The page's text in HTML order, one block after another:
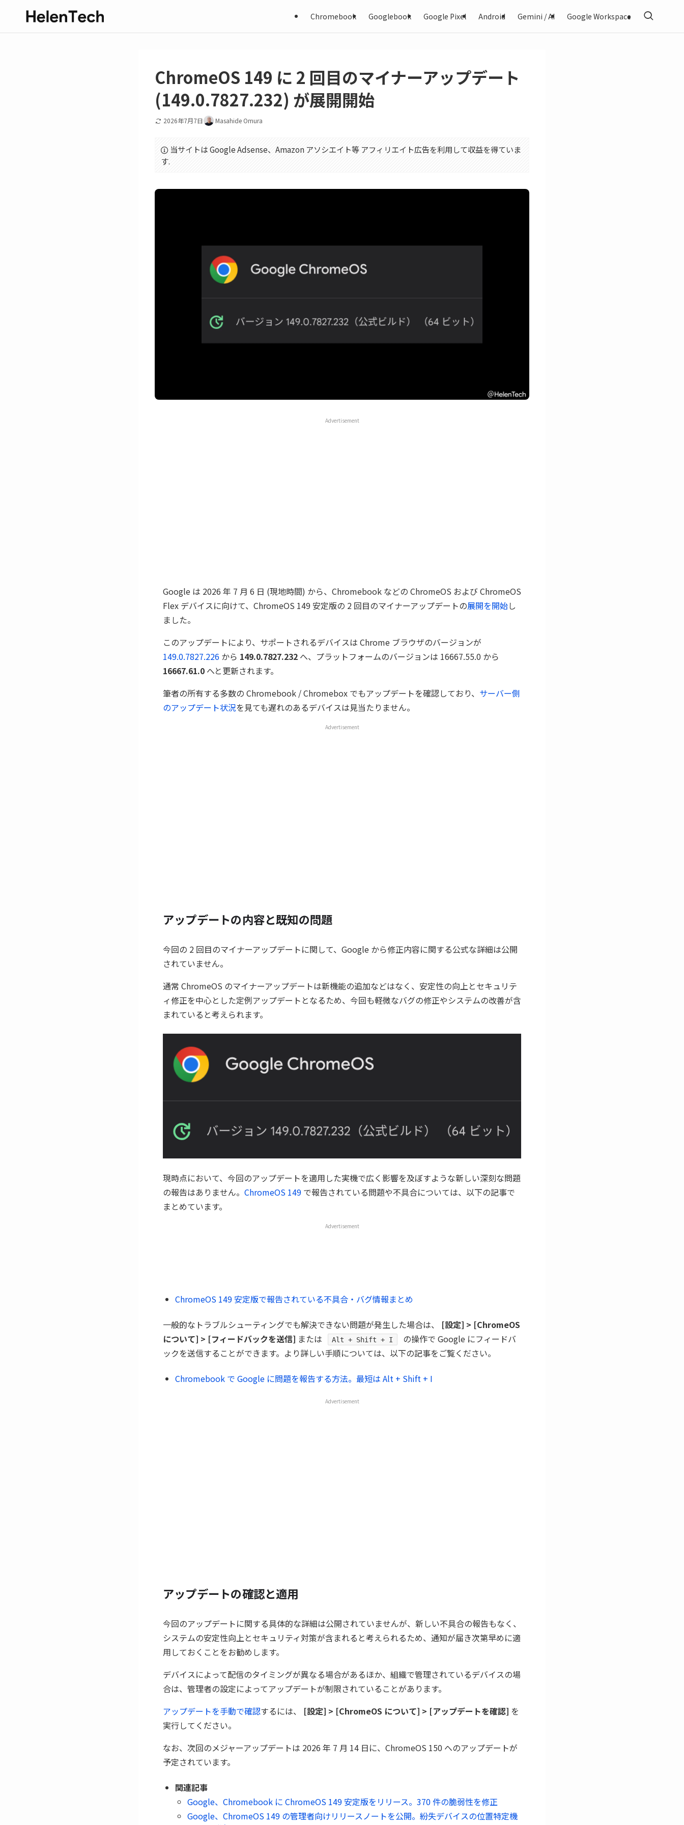
Chromebook Googlebook Google Pixel Android Gemini / AI Google Workspace
ChromeOS 149 に 2 回目のマイナーアップデート
(149.0.7827.232) が展開開始
2026年7月7日 Masahide Omura
当サイトは Google Adsense、Amazon アソシエイト等 アフィリエイト広告を利用して収益を得ていま
す.
Advertisement
Google は 2026 年 7 月 6 日 (現地時間) から、Chromebook などの ChromeOS および ChromeOS
Flex デバイスに向けて、ChromeOS 149 安定版の 2 回目のマイナーアップデートの展開を開始し
ました。
このアップデートにより、サポートされるデバイスは Chrome ブラウザのバージョンが
149.0.7827.226 から 149.0.7827.232 へ、プラットフォームのバージョンは 16667.55.0 から
16667.61.0 へと更新されます。
筆者の所有する多数の Chromebook / Chromebox でもアップデートを確認しており、 サーバー側
のアップデート状況を見ても遅れのあるデバイスは見当たりません。
Advertisement
アップデートの内容と既知の問題
今回の 2 回目のマイナーアップデートに関して、Google から修正内容に関する公式な詳細は公開
されていません。
通常 ChromeOS のマイナーアップデートは新機能の追加などはなく、安定性の向上とセキュリテ
ィ修正を中心とした定例アップデートとなるため、今回も軽微なバグの修正やシステムの改善が含
まれていると考えられます。
現時点において、今回のアップデートを適用した実機で広く影響を及ぼすような新しい深刻な問題
の報告はありません。 ChromeOS 149 で報告されている問題や不具合については、以下の記事で
まとめています。
Advertisement
ChromeOS 149 安定版で報告されている不具合・バグ情報まとめ
一般的なトラブルシューティングでも解決できない問題が発生した場合は、 [設定] > [ChromeOS
について] > [フィードバックを送信] または Alt + Shift + I
の操作で Google にフィードバ
ックを送信することができます。より詳しい手順については、以下の記事をご覧ください。
Chromebook で Google に問題を報告する方法。最短は Alt + Shift + I
Advertisement
アップデートの確認と適用
今回のアップデートに関する具体的な詳細は公開されていませんが、新しい不具合の報告もなく、
システムの安定性向上とセキュリティ対策が含まれると考えられるため、通知が届き次第早めに適
用しておくことをお勧めします。
デバイスによって配信のタイミングが異なる場合があるほか、組織で管理されているデバイスの場
合は、管理者の設定によってアップデートが制限されていることがあります。
アップデートを手動で確認するには、 [設定] > [ChromeOS について] > [アップデートを確認] を
実行してください。
なお、次回のメジャーアップデートは 2026 年 7 月 14 日に、ChromeOS 150 へのアップデートが
予定されています。
関連記事
Google、Chromebook に ChromeOS 149 安定版をリリース。370 件の脆弱性を修正
Google、ChromeOS 149 の管理者向けリリースノートを公開。紛失デバイスの位置特定機